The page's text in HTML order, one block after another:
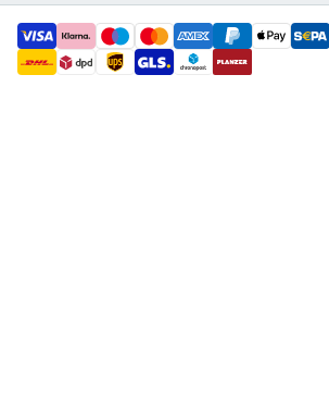
payment methods
shipment methods